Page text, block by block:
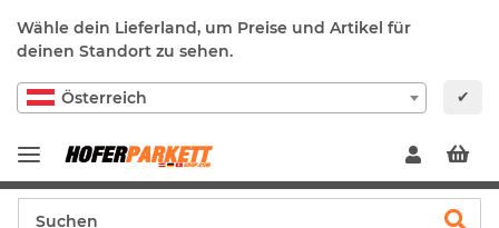
Wähle dein Lieferland, um Preise und Artikel für
deinen Standort zu sehen.
Österreich ✔